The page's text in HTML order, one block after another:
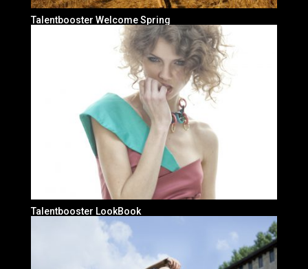
Talentbooster Welcome Spring
Talentbooster LookBook